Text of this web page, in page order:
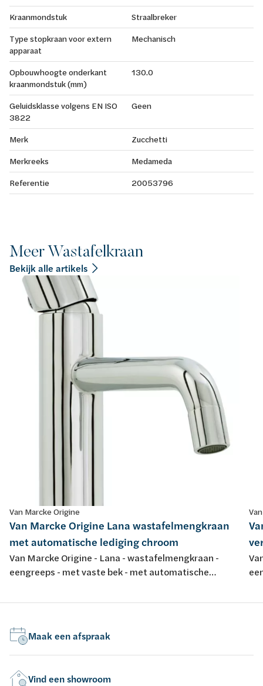
Kraanmondstuk
Straalbreker
Type stopkraan voor extern
apparaat
Mechanisch
Opbouwhoogte onderkant
kraanmondstuk (mm)
130.0
Geluidsklasse volgens EN ISO
3822
Geen
Merk
Zucchetti
Merkreeks
Medameda
Referentie
20053796
Meer Wastafelkraan
Bekijk alle artikels
Van Marcke Origine
Van Marcke Origine Lana wastafelmengkraan
met automatische lediging chroom
Van Marcke Origine - Lana - wastafelmengkraan -
eengreeps - met vaste bek - met automatische
Maak een afspraak
Vind een showroom